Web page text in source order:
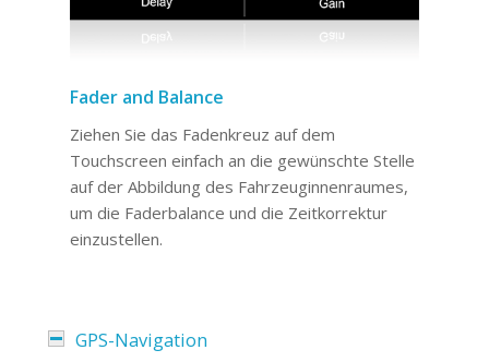
Fader and Balance
Ziehen Sie das Fadenkreuz auf dem
Touchscreen einfach an die gewünschte Stelle
auf der Abbildung des Fahrzeuginnenraumes,
um die Faderbalance und die Zeitkorrektur
einzustellen.
GPS-Navigation